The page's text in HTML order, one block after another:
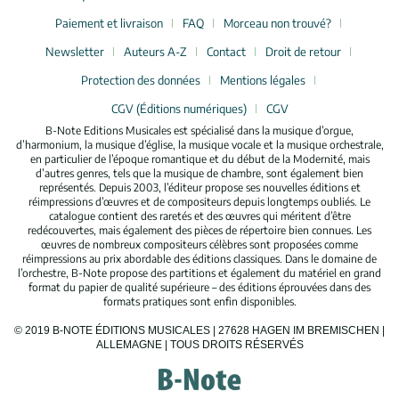
Paiement et livraison
FAQ
Morceau non trouvé?
Newsletter
Auteurs A-Z Contact
Droit de retour
Protection des données
Mentions légales
CGV (Éditions numériques)
CGV
B-Note Editions Musicales est spécialisé dans la musique d’orgue,
d’harmonium, la musique d’église, la musique vocale et la musique orchestrale,
en particulier de l’époque romantique et du début de la Modernité, mais
d’autres genres, tels que la musique de chambre, sont également bien
représentés. Depuis 2003, l’éditeur propose ses nouvelles éditions et
réimpressions d’œuvres et de compositeurs depuis longtemps oubliés. Le
catalogue contient des raretés et des œuvres qui méritent d’être
redécouvertes, mais également des pièces de répertoire bien connues. Les
œuvres de nombreux compositeurs célèbres sont proposées comme
réimpressions au prix abordable des éditions classiques. Dans le domaine de
l’orchestre, B-Note propose des partitions et également du matériel en grand
format du papier de qualité supérieure – des éditions éprouvées dans des
formats pratiques sont enfin disponibles.
© 2019 B-NOTE ÉDITIONS MUSICALES | 27628 HAGEN IM BREMISCHEN |
ALLEMAGNE | TOUS DROITS RÉSERVÉS